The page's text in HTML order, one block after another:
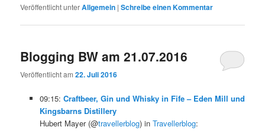
Veröffentlicht unterAllgemein |Schreibe einen Kommentar
Blogging BW am 21.07.2016
Veröffentlicht am22. Juli 2016
09:15: Craftbeer, Gin und Whisky in Fife – Eden Mill und
Kingsbarns Distillery
Hubert Mayer (@travellerblog) in Travellerblog: